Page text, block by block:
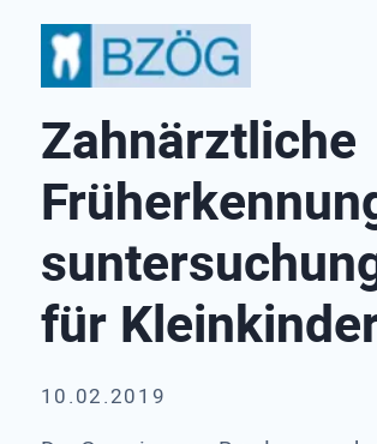
Zahnärzt­liche
für
10.02.2019